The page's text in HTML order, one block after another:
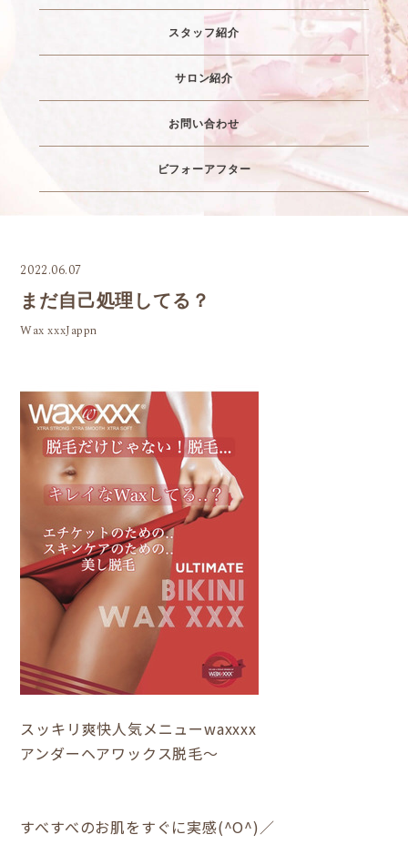
スタッフ紹介
サロン紹介
お問い合わせ
ビフォーアフター
2022.06.07
まだ自己処理してる？
Wax xxxJappn
スッキリ爽快人気メニューwaxxxx
アンダーヘアワックス脱毛～
すべすべのお肌をすぐに実感(^O^)／